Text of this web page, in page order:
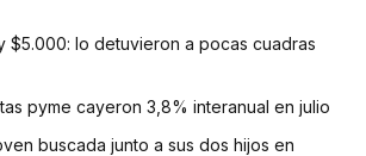
$5.000: lo detuvieron a pocas cuadras
pyme cayeron 3,8% interanual en julio
buscada junto a sus dos hijos en